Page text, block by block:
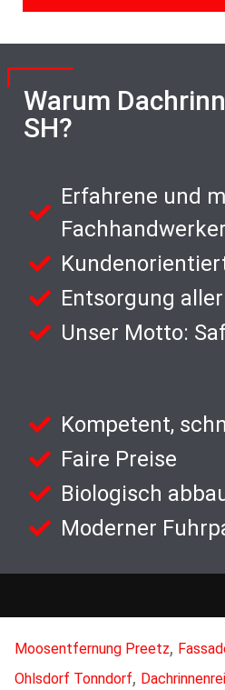
Warum
SH?
Erfahrene und
Fachhandwerker
Entsorgung
Unser Motto:
Kompetent,
Faire Preise
Biologisch
Moderner
Moosentfernung Preetz,
Ohlsdorf Tonndorf,